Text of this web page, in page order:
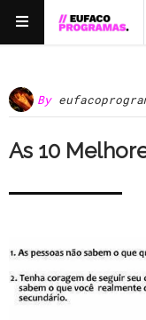
By
As 10